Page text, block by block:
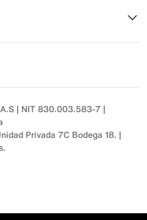
| NIT 830.003.583-7 |
Privada 7C Bodega 18. |